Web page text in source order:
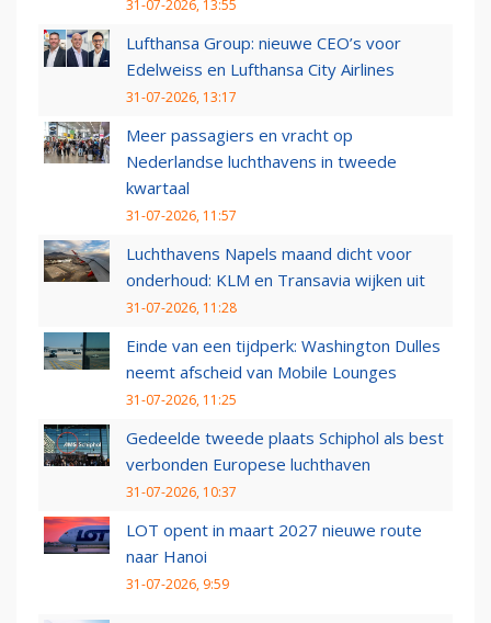
31-07-2026, 13:55
Lufthansa Group: nieuwe CEO’s voor
Edelweiss en Lufthansa City Airlines
31-07-2026, 13:17
Meer passagiers en vracht op
Nederlandse luchthavens in tweede
kwartaal
31-07-2026, 11:57
Luchthavens Napels maand dicht voor
onderhoud: KLM en Transavia wijken uit
31-07-2026, 11:28
Einde van een tijdperk: Washington Dulles
neemt afscheid van Mobile Lounges
31-07-2026, 11:25
Gedeelde tweede plaats Schiphol als best
verbonden Europese luchthaven
31-07-2026, 10:37
LOT opent in maart 2027 nieuwe route
naar Hanoi
31-07-2026, 9:59